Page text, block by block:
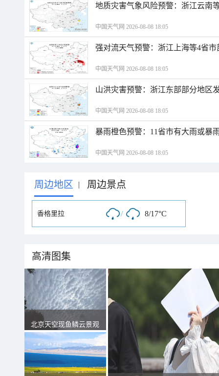
地质灾害气象风险预警：浙江云南
中国天气网 2026-08-08 18:05
强对流天气预警：浙江上海等4省
中国天气网 2026-08-08 18:05
山洪灾害预警：浙江东部部分地区
中国天气网 2026-08-08 18:05
暴雨橙色预警：11省市有大雨或暴
中国天气网 2026-08-08 18:05
周边地区 | 周边景点
香格里拉 / 8/17°C
高清图集
北京天空现鱼鳞云景观